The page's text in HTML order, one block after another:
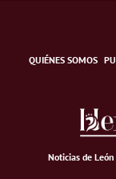
QUIÉNES SOMOS
Noticias de